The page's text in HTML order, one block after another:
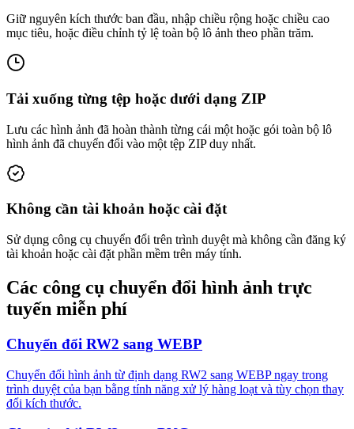
Giữ nguyên kích thước ban đầu, nhập chiều rộng hoặc chiều cao
mục tiêu, hoặc điều chỉnh tỷ lệ toàn bộ lô ảnh theo phần trăm.
Tải xuống từng tệp hoặc dưới dạng ZIP
Lưu các hình ảnh đã hoàn thành từng cái một hoặc gói toàn bộ lô
hình ảnh đã chuyển đổi vào một tệp ZIP duy nhất.
Không cần tài khoản hoặc cài đặt
Sử dụng công cụ chuyển đổi trên trình duyệt mà không cần đăng ký
tài khoản hoặc cài đặt phần mềm trên máy tính.
Các công cụ chuyển đổi hình ảnh trực
tuyến miễn phí
Chuyển đổi RW2 sang WEBP
Chuyển đổi hình ảnh từ định dạng RW2 sang WEBP ngay trong
trình duyệt của bạn bằng tính năng xử lý hàng loạt và tùy chọn thay
đổi kích thước.